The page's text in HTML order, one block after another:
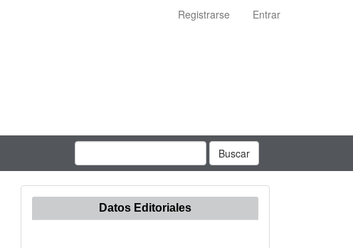
Registrarse Entrar
Buscar
Datos Editoriales